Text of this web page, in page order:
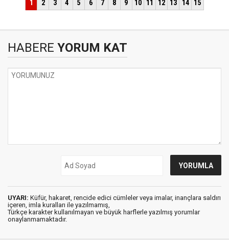
HABERE YORUM KAT
UYARI: Küfür, hakaret, rencide edici cümleler veya imalar, inançlara saldırı
içeren, imla kuralları ile yazılmamış,
Türkçe karakter kullanılmayan ve büyük harflerle yazılmış yorumlar
onaylanmamaktadır.